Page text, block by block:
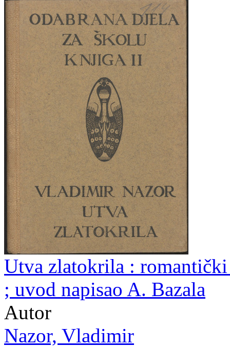
Utva zlatokrila :
; uvod napisao A. Bazala
Autor
Nazor, Vladimir